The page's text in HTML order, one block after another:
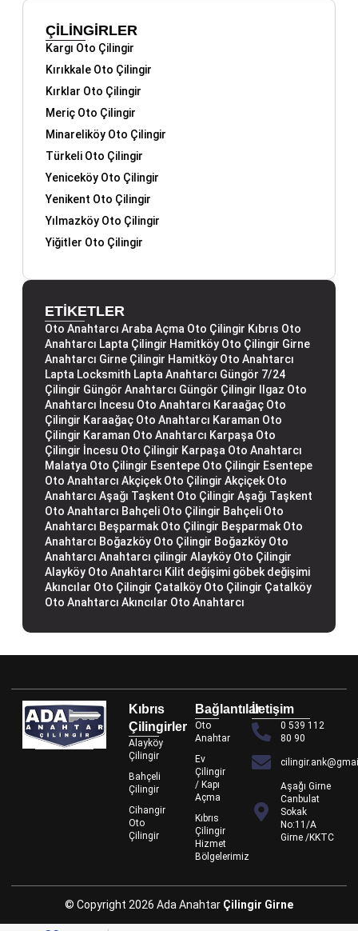
ÇİLİNGİRLER
Kargı Oto Çilingir
Kırıkkale Oto Çilingir
Kırklar Oto Çilingir
Meriç Oto Çilingir
Minareliköy Oto Çilingir
Türkeli Oto Çilingir
Yeniceköy Oto Çilingir
Yenikent Oto Çilingir
Yılmazköy Oto Çilingir
Yiğitler Oto Çilingir
ETİKETLER
Oto Anahtarcı Araba Açma Oto Çilingir Kıbrıs Oto
Anahtarcı Lapta Çilingir Hamitköy Oto Çilingir Girne
Anahtarcı Girne Çilingir Hamitköy Oto Anahtarcı
Lapta Locksmith Lapta Anahtarcı Güngör 7/24
Çilingir Güngör Anahtarcı Güngör Çilingir
Ilgaz Oto
Anahtarcı İncesu Oto Anahtarcı Karaağaç Oto
Çilingir Karaağaç Oto Anahtarcı Karaman Oto
Çilingir Karaman Oto Anahtarcı Karpaşa Oto
Çilingir İncesu Oto Çilingir Karpaşa Oto Anahtarcı
Malatya Oto Çilingir Esentepe Oto Çilingir Esentepe
Oto Anahtarcı Akçiçek Oto Çilingir Akçiçek Oto
Anahtarcı Aşağı Taşkent Oto Çilingir Aşağı Taşkent
Oto Anahtarcı Bahçeli Oto Çilingir Bahçeli Oto
Anahtarcı Beşparmak Oto Çilingir Beşparmak Oto
Anahtarcı Boğazköy Oto Çilingir Boğazköy Oto
Anahtarcı Anahtarcı çilingir Alayköy Oto Çilingir
Alayköy Oto Anahtarcı Kilit değişimi göbek değişimi
Akıncılar Oto Çilingir Çatalköy Oto Çilingir Çatalköy
Oto Anahtarcı Akıncılar Oto Anahtarcı
Kıbrıs
Çilingirler
Alayköy
Çilingir
Bahçeli
Çilingir
Cihangir
Oto
Çilingir
Bağlantılar
Oto
Anahtar
Ev
Çilingir
/ Kapı
Açma
Kıbrıs
Çilingir
Hizmet
Bölgelerimiz
İletişim
0 539 112
80 90
Aşağı Girne
Canbulat
Sokak
No:11/A
Girne /KKTC
© Copyright 2026 Ada Anahtar Çilingir Girne